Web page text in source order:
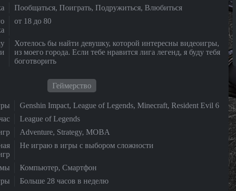
Пообщаться, Поиграть, Подружиться, Влюбиться
от 18 до 80
Хотелось бы найти девушку, которой интересны видеоигры,
из моего города. Если тебе нравится лига легенд, я буду тебя
боготворить
Геймерство
Genshin Impact, League of Legends, Minecraft, Resident Evil 6
League of Legends
Adventure, Strategy, MOBA
Не играю в игры с выбором сложности
Компьютер, Смартфон
Больше 28 часов в неделю